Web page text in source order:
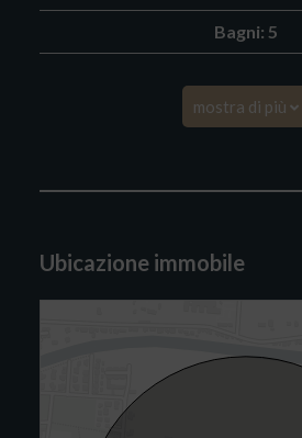
Bagni: 5
mostra di più
Ubicazione immobile